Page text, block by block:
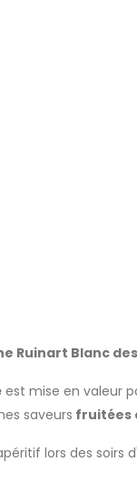
Ruinart Blanc
est mise en valeur
saveurs fruitées
lors des soirs